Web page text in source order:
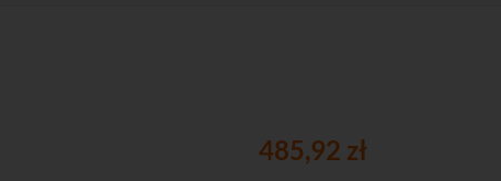
485,92 zł